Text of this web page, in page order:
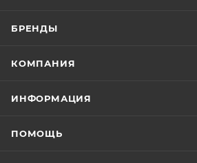
БРЕНДЫ
КОМПАНИЯ
ИНФОРМАЦИЯ
ПОМОЩЬ